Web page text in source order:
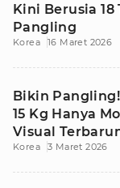
Kini Berusia
Pangling
Korea 16 Maret 2026
Bikin
15 Kg Hanya
Visual
Korea 3 Maret 2026